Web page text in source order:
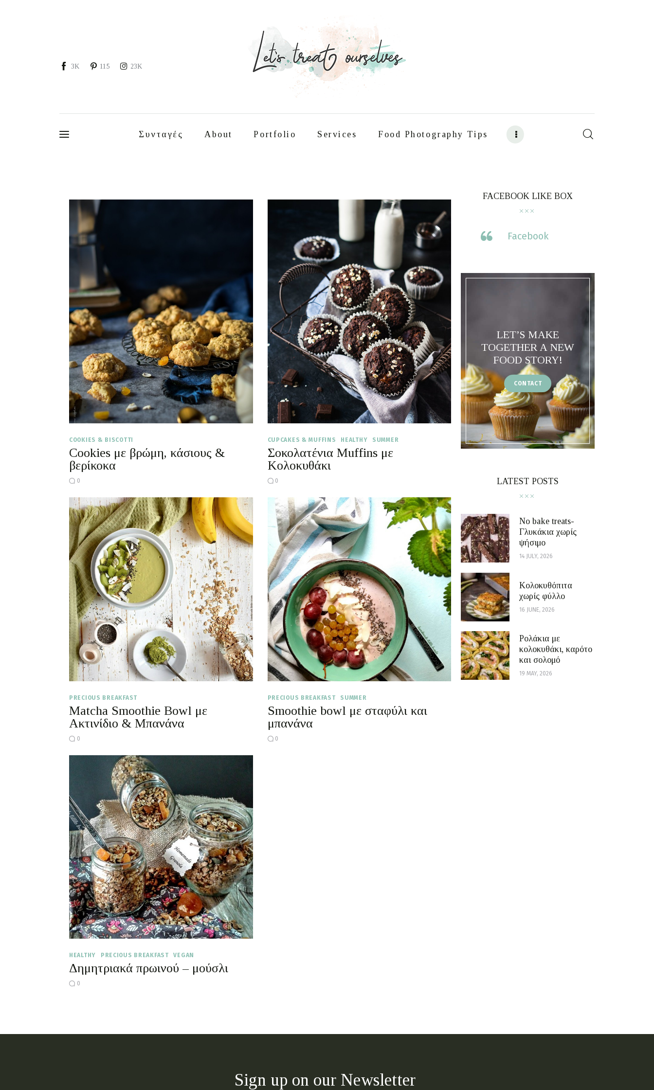
3K 115 23K
Συνταγές About Portfolio Services Food Photography Tips
COOKIES & BISCOTTI
Cookies με βρώμη, κάσιους &
βερίκοκα
0
CUPCAKES & MUFFINS HEALTHY SUMMER
Σοκολατένια Muffins με
Κολοκυθάκι
0
PRECIOUS BREAKFAST
Matcha Smoothie Bowl με
Ακτινίδιο & Μπανάνα
0
PRECIOUS BREAKFAST SUMMER
Smoothie bowl με σταφύλι και
μπανάνα
0
HEALTHY PRECIOUS BREAKFAST VEGAN
Δημητριακά πρωινού – μούσλι
0
FACEBOOK LIKE BOX
Facebook
LET’S MAKE
TOGETHER A NEW
FOOD STORY!
CONTACT
LATEST POSTS
No bake treats-
Γλυκάκια χωρίς
ψήσιμο
14 JULY, 2026
Κολοκυθόπιτα
χωρίς φύλλο
16 JUNE, 2026
Ρολάκια με
κολοκυθάκι, καρότο
και σολομό
19 MAY, 2026
Sign up on our Newsletter